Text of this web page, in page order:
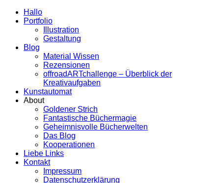
Hallo
Portfolio
Illustration
Gestaltung
Blog
Material Wissen
Rezensionen
offroadARTchallenge – Überblick der
Kreativaufgaben
Kunstautomat
About
Goldener Strich
Fantastische Büchermagie
Geheimnisvolle Bücherwelten
Das Blog
Kooperationen
Liebe Links
Kontakt
Impressum
Datenschutzerklärung